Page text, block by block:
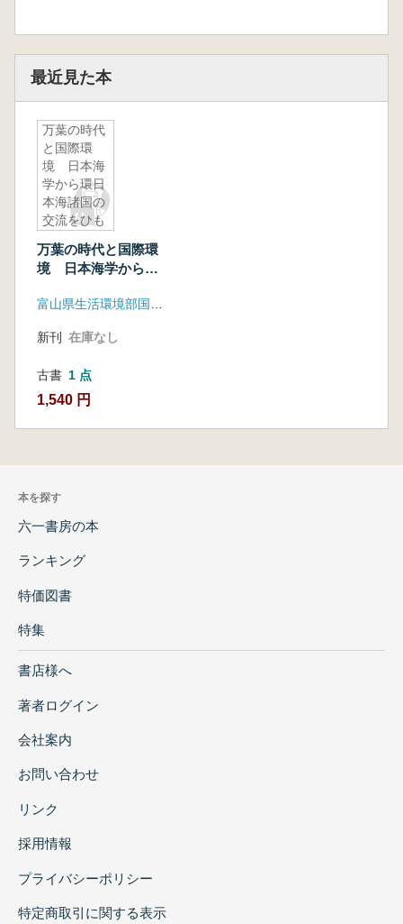
最近見た本
万葉の時代
と国際環
境 日本海
学から環日
本海諸国の
交流をひも
報告書
万葉の時代と国際環
境 日本海学から環
ひもとく 実施報告富山県生活環境部国際・日本海政策課 日本海学推進機構
新刊 在庫なし
古書 1 点
1,540 円
本を探す
六一書房の本
ランキング
特価図書
特集
書店様へ
著者ログイン
会社案内
お問い合わせ
リンク
採用情報
プライバシーポリシー
特定商取引に関する表示